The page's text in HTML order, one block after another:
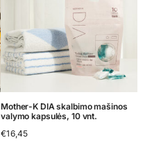
Mother-K DIA skalbimo mašinos
valymo kapsulės, 10 vnt.
€16,45